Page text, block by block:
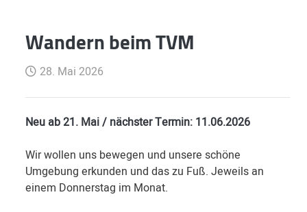
Wandern beim TVM
28. Mai 2026
Neu ab 21. Mai / nächster Termin: 11.06.2026
Wir wollen uns bewegen und unsere schöne
Umgebung erkunden und das zu Fuß. Jeweils an
einem Donnerstag im Monat.